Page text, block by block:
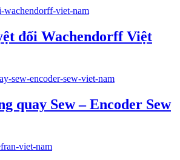
đối Wachendorff Việt
quay Sew – Encoder Sew